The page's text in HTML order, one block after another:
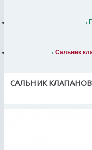
Сальник
САЛЬНИК КЛАПАНОВ